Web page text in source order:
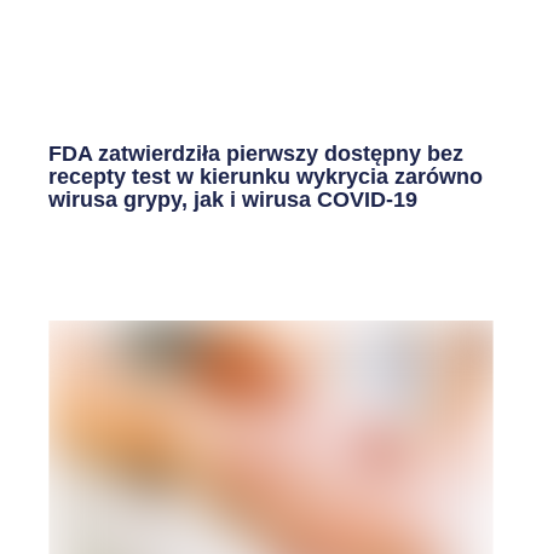
FDA zatwierdziła pierwszy dostępny bez
recepty test w kierunku wykrycia zarówno
wirusa grypy, jak i wirusa COVID-19